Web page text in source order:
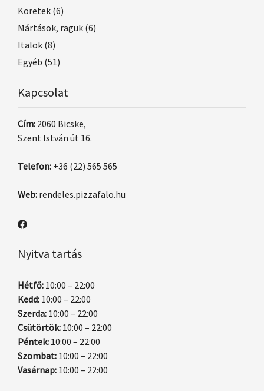
Köretek (6)
Mártások, raguk (6)
Italok (8)
Egyéb (51)
Kapcsolat
Cím: 2060 Bicske,
Szent István út 16.
Telefon: +36 (22) 565 565
Web: rendeles.pizzafalo.hu
Nyitva tartás
Hétfő: 10:00 – 22:00
Kedd: 10:00 – 22:00
Szerda: 10:00 – 22:00
Csütörtök: 10:00 – 22:00
Péntek: 10:00 – 22:00
Szombat: 10:00 – 22:00
Vasárnap: 10:00 – 22:00